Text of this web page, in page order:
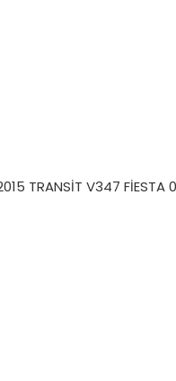
TRANSİT V347 FİESTA